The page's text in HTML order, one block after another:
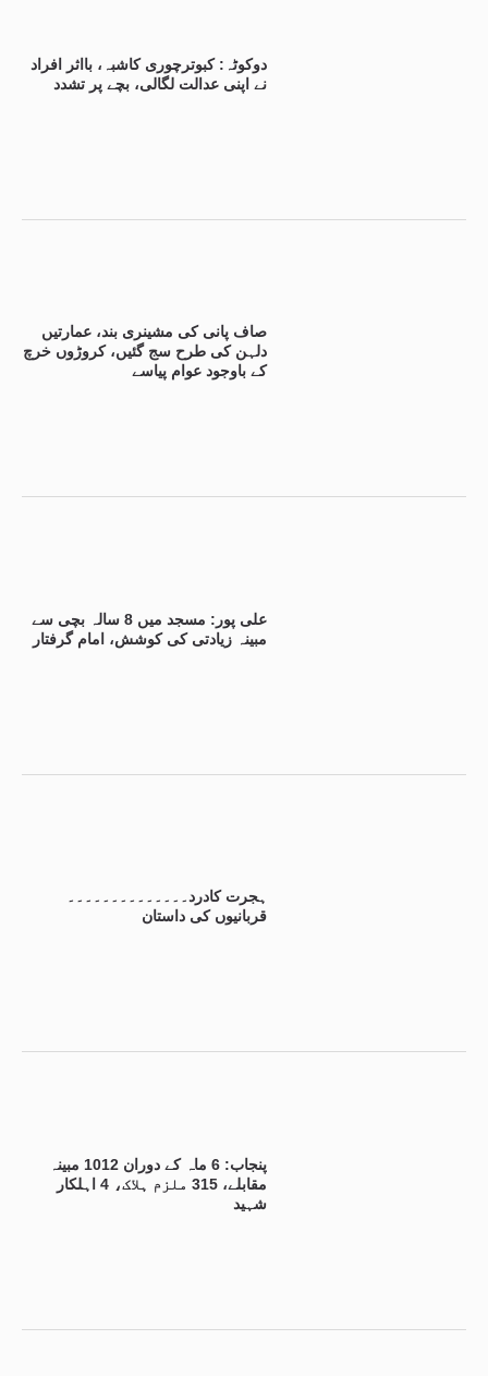
دوکوٹہ: کبوترچوری کاشبہ، بااثر افراد
نے اپنی عدالت لگالی، بچے پر تشدد
صاف پانی کی مشینری بند، عمارتیں
دلہن کی طرح سج گئیں، کروڑوں خرچ
کے باوجود عوام پیاسے
علی پور: مسجد میں 8 سالہ بچی سے
مبینہ زیادتی کی کوشش، امام گرفتار
ہجرت کادرد۔۔۔۔۔۔۔۔۔۔۔۔۔۔
قربانیوں کی داستان
پنجاب: 6 ماہ کے دوران 1012 مبینہ
مقابلے، 315 ملزم ہلاک، 4 اہلکار
شہید